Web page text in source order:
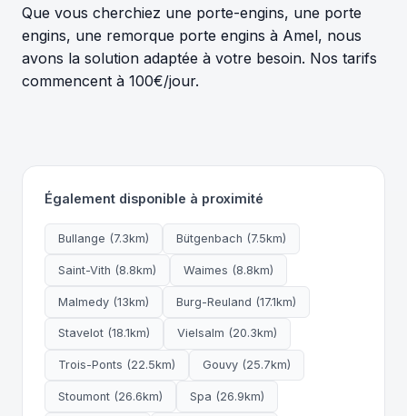
Que vous cherchiez une porte-engins, une porte
engins, une remorque porte engins à Amel, nous
avons la solution adaptée à votre besoin. Nos tarifs
commencent à 100€/jour.
Également disponible à proximité
Bullange (7.3km) Bütgenbach (7.5km)
Saint-Vith (8.8km) Waimes (8.8km)
Malmedy (13km) Burg-Reuland (17.1km)
Stavelot (18.1km) Vielsalm (20.3km)
Trois-Ponts (22.5km) Gouvy (25.7km)
Stoumont (26.6km) Spa (26.9km)